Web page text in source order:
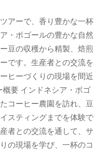
アーで、香り豊かな一杯
・ボゴールの豊かな自然
豆の収穫から精製、焙煎
です。生産者との交流を
ヒーづくりの現場を間近
概要 インドネシア・ボゴ
コーヒー農園を訪れ、豆
スティングまでを体験で
者との交流を通して、サ
の現場を学び、一杯のコ